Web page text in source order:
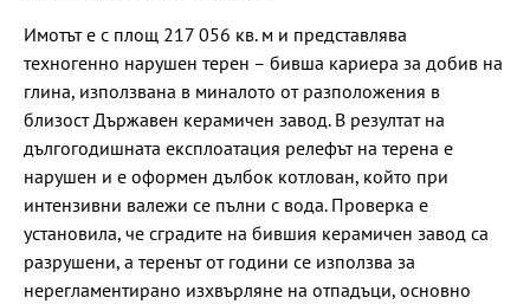
Имотът е с площ 217 056 кв. м и представлява
техногенно нарушен терен – бивша кариера за добив на
глина, използвана в миналото от разположения в
близост Държавен керамичен завод. В резултат на
дългогодишната експлоатация релефът на терена е
нарушен и е оформен дълбок котлован, който при
интензивни валежи се пълни с вода. Проверка е
установила, че сградите на бившия керамичен завод са
разрушени, а теренът от години се използва за
нерегламентирано изхвърляне на отпадъци, основно